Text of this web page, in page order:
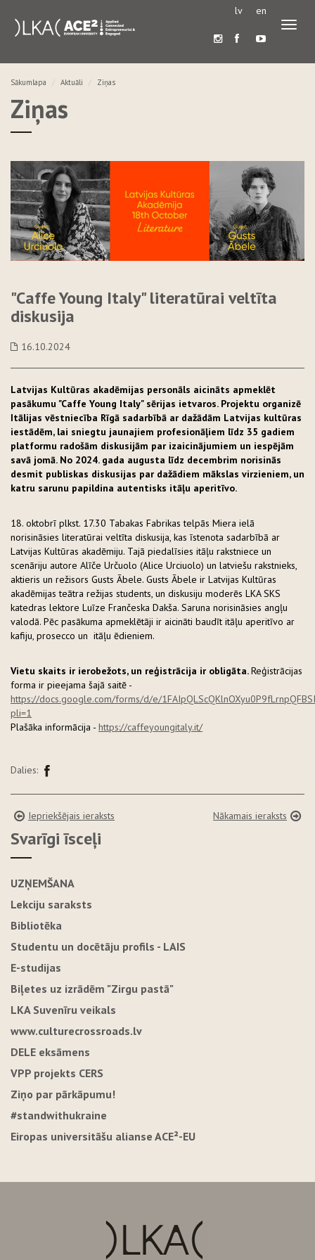
lv en
Sākumlapa Aktuāli Ziņas
Ziņas
"Caffe Young Italy" literatūrai veltīta
diskusija
16.10.2024
Latvijas Kultūras akadēmijas personāls aicināts apmeklēt
pasākumu "Caffe Young Italy" sērijas ietvaros. Projektu organizē
Itālijas vēstniecība Rīgā sadarbībā ar dažādām Latvijas kultūras
iestādēm, lai sniegtu jaunajiem profesionāļiem līdz 35 gadiem
platformu radošām diskusijām par izaicinājumiem un iespējām
savā jomā. No 2024. gada augusta līdz decembrim norisinās
desmit publiskas diskusijas par dažādiem mākslas virzieniem, un
katru sarunu papildina autentisks itāļu aperitīvo.
18. oktobrī plkst. 17.30 Tabakas Fabrikas telpās Miera ielā
norisināsies literatūrai veltīta diskusija, kas īstenota sadarbībā ar
Latvijas Kultūras akadēmiju. Tajā piedalīsies itāļu rakstniece un
scenāriju autore Alīče Určuolo (Alice Urciuolo) un latviešu rakstnieks,
aktieris un režisors Gusts Ābele. Gusts Ābele ir Latvijas Kultūras
akadēmijas teātra režijas students, un diskusiju moderēs LKA SKS
katedras lektore Luīze Frančeska Dakša. Saruna norisināsies angļu
valodā. Pēc pasākuma apmeklētāji ir aicināti baudīt itāļu aperitīvo ar
kafiju, prosecco un itāļu ēdieniem.
Vietu skaits ir ierobežots, un reģistrācija ir obligāta.Reģistrācijas
forma ir pieejama šajā saitē -
https://docs.google.com/forms/d/e/
pli=1
Plašāka informācija - https://caffeyoungitaly.it/
Dalies:
Iepriekšējais ieraksts Nākamais ieraksts
Svarīgi īsceļi
UZŅEMŠANA
Lekciju saraksts
Bibliotēka
Studentu un docētāju profils - LAIS
E-studijas
Biļetes uz izrādēm "Zirgu pastā"
LKA Suvenīru veikals
www.culturecrossroads.lv
DELE eksāmens
VPP projekts CERS
Ziņo par pārkāpumu!
#standwithukraine
Eiropas universitāšu alianse ACE²-EU